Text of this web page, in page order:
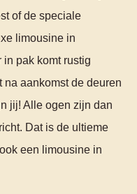
of de speciale
limousine in
pak komt rustig
aankomst de deuren
jij! Alle ogen zijn dan
Dat is de ultieme
een limousine in